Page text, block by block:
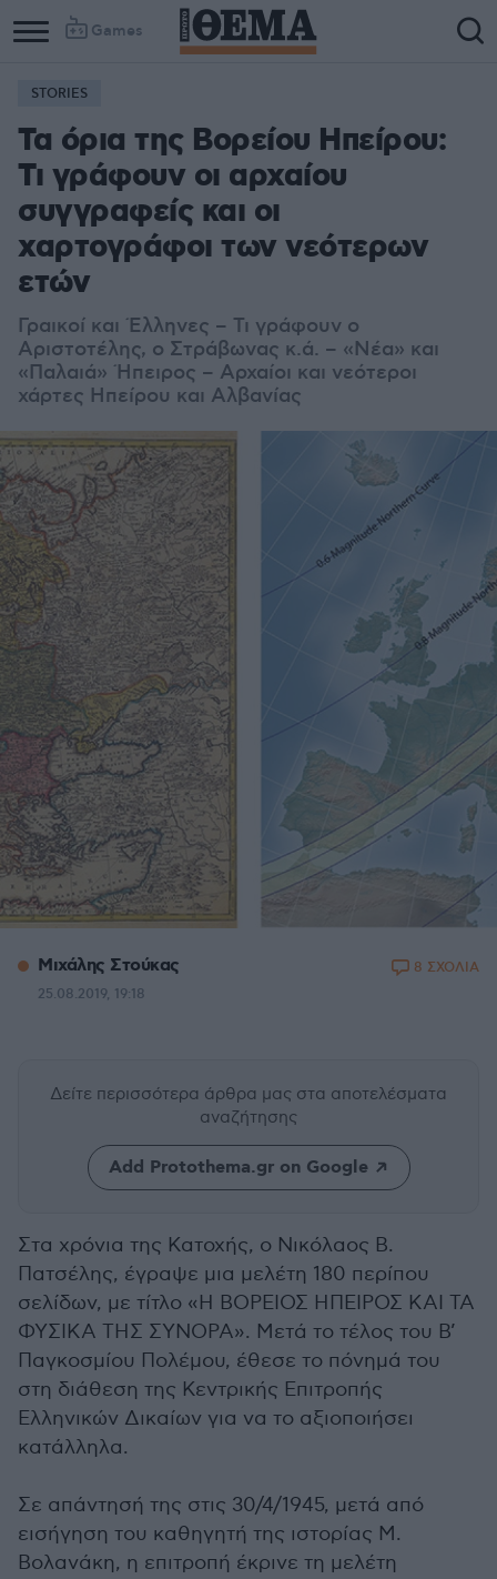
Games
STORIES
Τα όρια της Βορείου Ηπείρου:
Τι γράφουν οι αρχαίου
συγγραφείς και οι
χαρτογράφοι των νεότερων
ετών
Γραικοί και Έλληνες – Τι γράφουν ο
Αριστοτέλης, ο Στράβωνας κ.ά. – «Νέα» και
«Παλαιά» Ήπειρος – Αρχαίοι και νεότεροι
χάρτες Ηπείρου και Αλβανίας
Μιχάλης Στούκας
25.08.2019, 19:18
8 ΣΧΟΛΙΑ
Δείτε περισσότερα άρθρα μας στα αποτελέσματα
αναζήτησης
Add Protothema.gr on Google
Στα χρόνια της Κατοχής, ο Νικόλαος Β.
Πατσέλης, έγραψε μια μελέτη 180 περίπου
σελίδων, με τίτλο «Η ΒΟΡΕΙΟΣ ΗΠΕΙΡΟΣ ΚΑΙ ΤΑ
ΦΥΣΙΚΑ ΤΗΣ ΣΥΝΟΡΑ». Μετά το τέλος του Β’
Παγκοσμίου Πολέμου, έθεσε το πόνημά του
στη διάθεση της Κεντρικής Επιτροπής
Ελληνικών Δικαίων για να το αξιοποιήσει
κατάλληλα.
Σε απάντησή της στις 30/4/1945, μετά από
εισήγηση του καθηγητή της ιστορίας Μ.
Βολανάκη, η επιτροπή έκρινε τη μελέτη